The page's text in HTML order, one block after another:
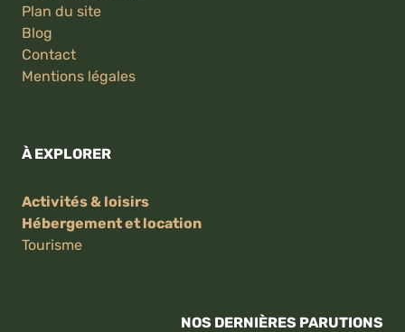
Plan du site
Blog
Contact
Mentions légales
À EXPLORER
Activités & loisirs
Hébergement et location
Tourisme
NOS DERNIÈRES PARUTIONS